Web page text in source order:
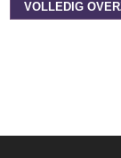
VOLLEDIG